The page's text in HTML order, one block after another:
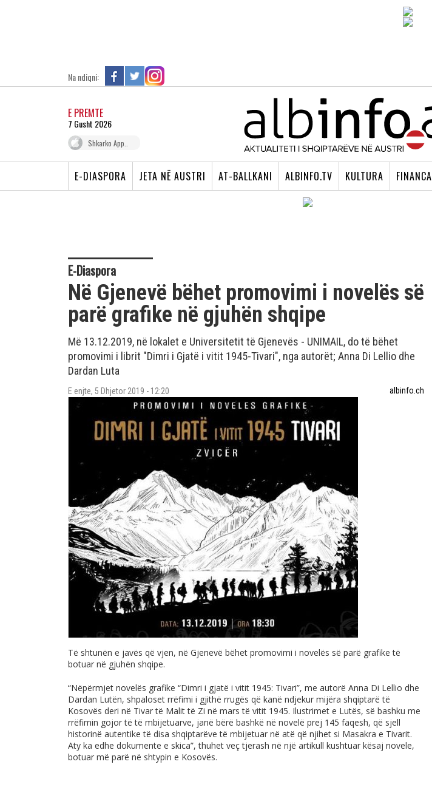
Na ndiqni:
E PREMTE
7 Gusht 2026
Shkarko App..
E-DIASPORA JETA NË AUSTRI AT-BALLKANI ALBINFO.TV KULTURA FINANCA
E-Diaspora
Në Gjenevë bëhet promovimi i novelës së
parë grafike në gjuhën shqipe
Më 13.12.2019, në lokalet e Universitetit të Gjenevës - UNIMAIL, do të bëhet
promovimi i librit "Dimri i Gjatë i vitit 1945-Tivari", nga autorët; Anna Di Lellio dhe
Dardan Luta
E enjte, 5 Dhjetor 2019 - 12:20 albinfo.ch
Të shtunën e javës që vjen, në Gjenevë bëhet promovimi i novelës së parë grafike të
botuar në gjuhën shqipe.
“Nëpërmjet novelës grafike “Dimri i gjatë i vitit 1945: Tivari”, me autorë Anna Di Lellio dhe
Dardan Lutën, shpaloset rrëfimi i gjithë rrugës që kanë ndjekur mijëra shqiptarë të
Kosovës deri në Tivar të Malit të Zi në mars të vitit 1945. Ilustrimet e Lutës, së bashku me
rrëfimin gojor të të mbijetuarve, janë bërë bashkë në novelë prej 145 faqesh, që sjell
historinë autentike të disa shqiptarëve të mbijetuar në atë që njihet si Masakra e Tivarit.
Aty ka edhe dokumente e skica”, thuhet veç tjerash në një artikull kushtuar kësaj novele,
botuar më parë në shtypin e Kosovës.